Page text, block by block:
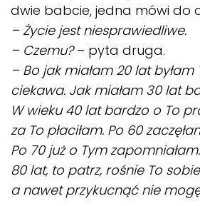
dwie babcie, jedna mówi do
– Życie jest niesprawiedliwe.
– Czemu?– pyta druga.
– Bo jak miałam 20 lat
ciekawa. Jak miałam 30 lat
W wieku 40 lat bardzo o To
za To płaciłam. Po 60
Po 70 już o Tym
80 lat, to patrz, rośnie To
a nawet przykucnąć nie